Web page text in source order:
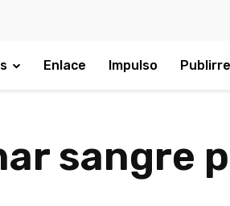
Enlace Impulso
sangre